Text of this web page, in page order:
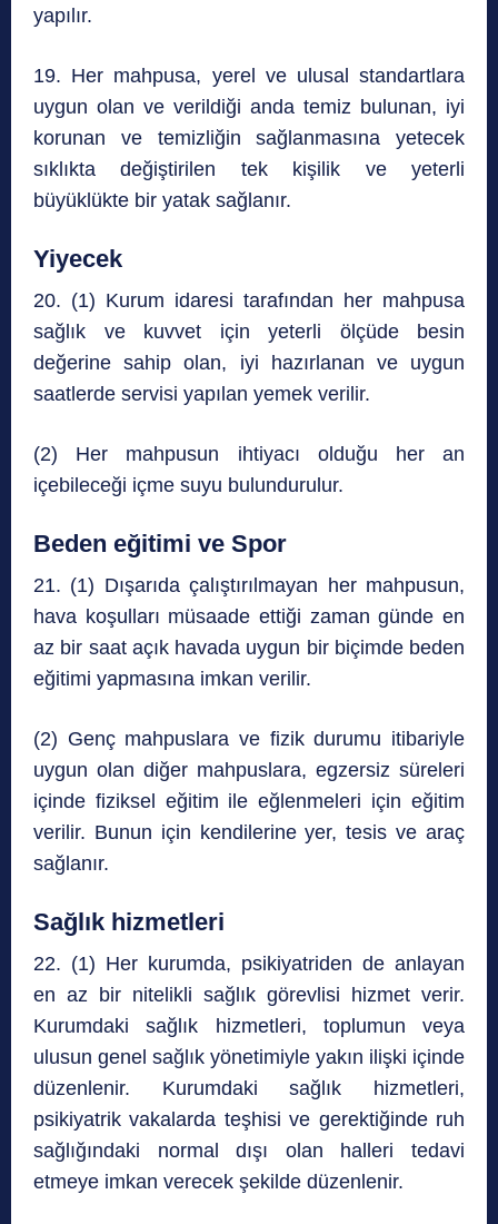
yapılır.
19. Her mahpusa, yerel ve ulusal standartlara
uygun olan ve verildiği anda temiz bulunan, iyi
korunan ve temizliğin sağlanmasına yetecek
sıklıkta değiştirilen tek kişilik ve yeterli
büyüklükte bir yatak sağlanır.
Yiyecek
20. (1) Kurum idaresi tarafından her mahpusa
sağlık ve kuvvet için yeterli ölçüde besin
değerine sahip olan, iyi hazırlanan ve uygun
saatlerde servisi yapılan yemek verilir.
(2) Her mahpusun ihtiyacı olduğu her an
içebileceği içme suyu bulundurulur.
Beden eğitimi ve Spor
21. (1) Dışarıda çalıştırılmayan her mahpusun,
hava koşulları müsaade ettiği zaman günde en
az bir saat açık havada uygun bir biçimde beden
eğitimi yapmasına imkan verilir.
(2) Genç mahpuslara ve fizik durumu itibariyle
uygun olan diğer mahpuslara, egzersiz süreleri
içinde fiziksel eğitim ile eğlenmeleri için eğitim
verilir. Bunun için kendilerine yer, tesis ve araç
sağlanır.
Sağlık hizmetleri
22. (1) Her kurumda, psikiyatriden de anlayan
en az bir nitelikli sağlık görevlisi hizmet verir.
Kurumdaki sağlık hizmetleri, toplumun veya
ulusun genel sağlık yönetimiyle yakın ilişki içinde
düzenlenir. Kurumdaki sağlık hizmetleri,
psikiyatrik vakalarda teşhisi ve gerektiğinde ruh
sağlığındaki normal dışı olan halleri tedavi
etmeye imkan verecek şekilde düzenlenir.